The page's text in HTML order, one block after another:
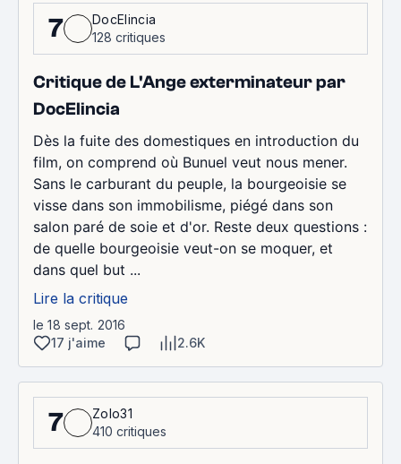
7
DocElincia
128 critiques
Critique de L'Ange exterminateur par
DocElincia
Dès la fuite des domestiques en introduction du
film, on comprend où Bunuel veut nous mener.
Sans le carburant du peuple, la bourgeoisie se
visse dans son immobilisme, piégé dans son
salon paré de soie et d'or. Reste deux questions :
de quelle bourgeoisie veut-on se moquer, et
dans quel but ...
Lire la critique
le 18 sept. 2016
17 j'aime
2.6K
7
Zolo31
410 critiques